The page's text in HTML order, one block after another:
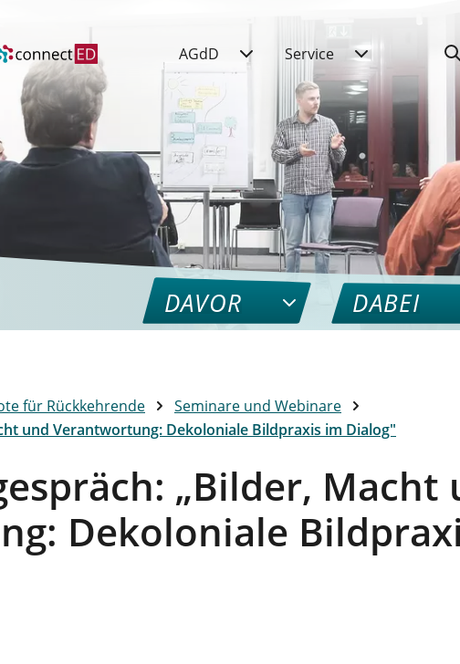
AGdD Service
DAVOR DABEI
für Rückkehrende
Seminare und Webinare
und Verantwortung: Dekoloniale Bildpraxis im Dialog"
„Bilder, Macht
Dekoloniale